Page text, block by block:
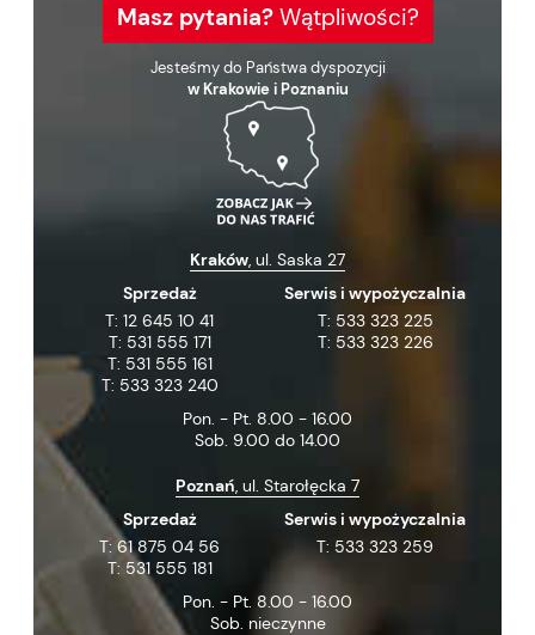
Masz pytania?Wątpliwości?
Jesteśmy do Państwa dyspozycji
w Krakowie i Poznaniu
Kraków , ul. Saska 27
Sprzedaż
T:12 645 10 41
T: 531 555 171
T: 531 555 161
T: 533 323 240
Serwis i wypożyczalnia
T: 533 323 225
T: 533 323 226
Pon. - Pt. 8.00 - 16.00
Sob. 9.00 do 14.00
Poznań , ul. Starołęcka 7
Sprzedaż
T:61 875 04 56
T: 531 555 181
Serwis i wypożyczalnia
T: 533 323 259
Pon. - Pt. 8.00 - 16.00
Sob. nieczynne